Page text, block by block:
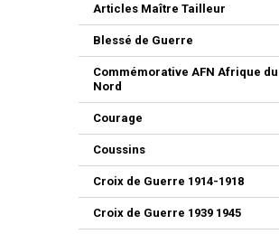
Articles Maître Tailleur
Blessé de Guerre
Commémorative AFN Afrique du
Nord
Courage
Coussins
Croix de Guerre 1914-1918
Croix de Guerre 1939 1945